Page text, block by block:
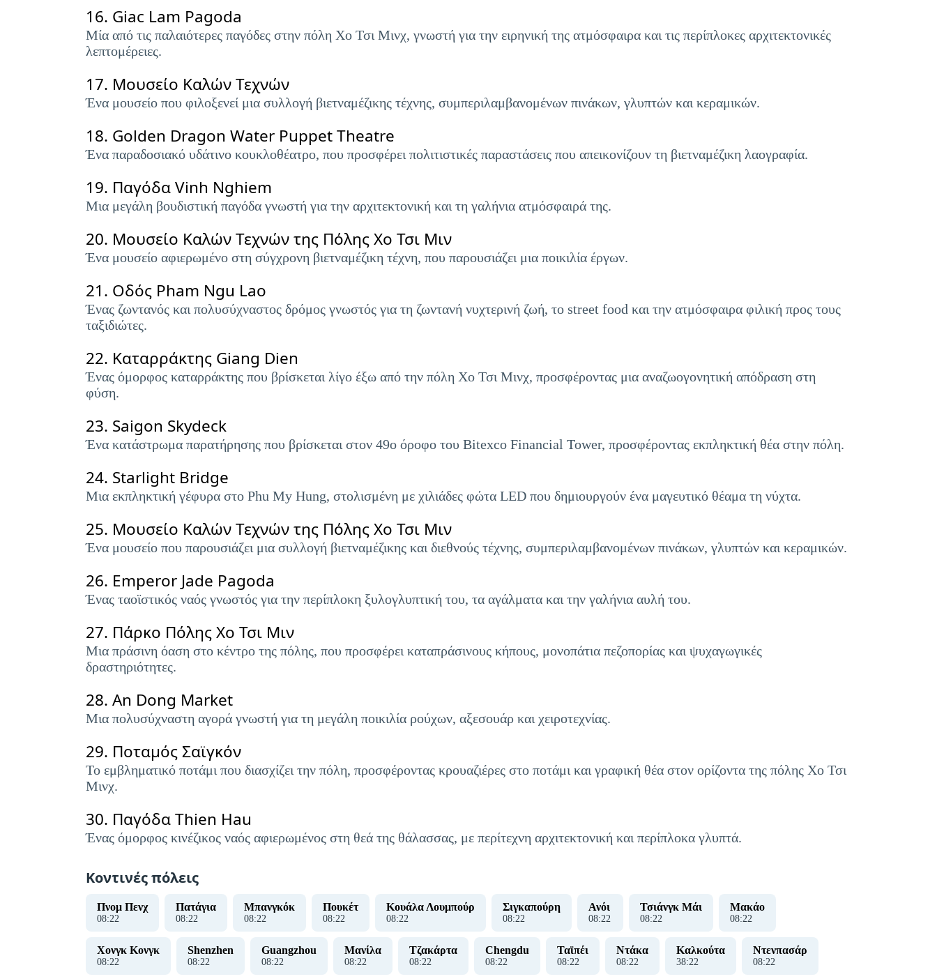
16. Giac Lam Pagoda
Μία από τις παλαιότερες παγόδες στην πόλη Χο Τσι Μινχ, γνωστή για την ειρηνική της ατμόσφαιρα και τις περίπλοκες αρχιτεκτονικές
λεπτομέρειες.
17. Μουσείο Καλών Τεχνών
Ένα μουσείο που φιλοξενεί μια συλλογή βιετναμέζικης τέχνης, συμπεριλαμβανομένων πινάκων, γλυπτών και κεραμικών.
18. Golden Dragon Water Puppet Theatre
Ένα παραδοσιακό υδάτινο κουκλοθέατρο, που προσφέρει πολιτιστικές παραστάσεις που απεικονίζουν τη βιετναμέζικη λαογραφία.
19. Παγόδα Vinh Nghiem
Μια μεγάλη βουδιστική παγόδα γνωστή για την αρχιτεκτονική και τη γαλήνια ατμόσφαιρά της.
20. Μουσείο Καλών Τεχνών της Πόλης Χο Τσι Μιν
Ένα μουσείο αφιερωμένο στη σύγχρονη βιετναμέζικη τέχνη, που παρουσιάζει μια ποικιλία έργων.
21. Οδός Pham Ngu Lao
Ένας ζωντανός και πολυσύχναστος δρόμος γνωστός για τη ζωντανή νυχτερινή ζωή, το street food και την ατμόσφαιρα φιλική προς τους
ταξιδιώτες.
22. Καταρράκτης Giang Dien
Ένας όμορφος καταρράκτης που βρίσκεται λίγο έξω από την πόλη Χο Τσι Μινχ, προσφέροντας μια αναζωογονητική απόδραση στη
φύση.
23. Saigon Skydeck
Ένα κατάστρωμα παρατήρησης που βρίσκεται στον 49ο όροφο του Bitexco Financial Tower, προσφέροντας εκπληκτική θέα στην πόλη.
24. Starlight Bridge
Μια εκπληκτική γέφυρα στο Phu My Hung, στολισμένη με χιλιάδες φώτα LED που δημιουργούν ένα μαγευτικό θέαμα τη νύχτα.
25. Μουσείο Καλών Τεχνών της Πόλης Χο Τσι Μιν
Ένα μουσείο που παρουσιάζει μια συλλογή βιετναμέζικης και διεθνούς τέχνης, συμπεριλαμβανομένων πινάκων, γλυπτών και κεραμικών.
26. Emperor Jade Pagoda
Ένας ταοϊστικός ναός γνωστός για την περίπλοκη ξυλογλυπτική του, τα αγάλματα και την γαλήνια αυλή του.
27. Πάρκο Πόλης Χο Τσι Μιν
Μια πράσινη όαση στο κέντρο της πόλης, που προσφέρει καταπράσινους κήπους, μονοπάτια πεζοπορίας και ψυχαγωγικές
δραστηριότητες.
28. An Dong Market
Μια πολυσύχναστη αγορά γνωστή για τη μεγάλη ποικιλία ρούχων, αξεσουάρ και χειροτεχνίας.
29. Ποταμός Σαϊγκόν
Το εμβληματικό ποτάμι που διασχίζει την πόλη, προσφέροντας κρουαζιέρες στο ποτάμι και γραφική θέα στον ορίζοντα της πόλης Χο Τσι
Μινχ.
30. Παγόδα Thien Hau
Ένας όμορφος κινέζικος ναός αφιερωμένος στη θεά της θάλασσας, με περίτεχνη αρχιτεκτονική και περίπλοκα γλυπτά.
Κοντινές πόλεις
Πνομ Πενχ
08:22
Πατάγια
08:22
Μπανγκόκ
08:22
Πουκέτ
08:22
Κουάλα Λουμπούρ
08:22
Σιγκαπούρη
08:22
Ανόι
08:22
Τσιάνγκ Μάι
08:22
Μακάο
08:22
Χονγκ Κονγκ
08:22
Shenzhen
08:22
Guangzhou
08:22
Μανίλα
08:22
Τζακάρτα
08:22
Chengdu
08:22
Ταϊπέι
08:22
Ντάκα
08:22
Καλκούτα
38:22
Ντενπασάρ
08:22